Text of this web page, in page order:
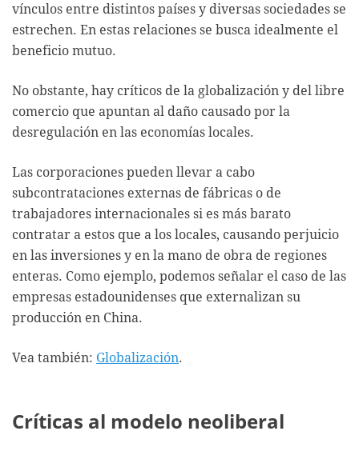
vínculos entre distintos países y diversas sociedades se
estrechen. En estas relaciones se busca idealmente el
beneficio mutuo.
No obstante, hay críticos de la globalización y del libre
comercio que apuntan al daño causado por la
desregulación en las economías locales.
Las corporaciones pueden llevar a cabo
subcontrataciones externas de fábricas o de
trabajadores internacionales si es más barato
contratar a estos que a los locales, causando perjuicio
en las inversiones y en la mano de obra de regiones
enteras. Como ejemplo, podemos señalar el caso de las
empresas estadounidenses que externalizan su
producción en China.
Vea también: Globalización.
Críticas al modelo neoliberal